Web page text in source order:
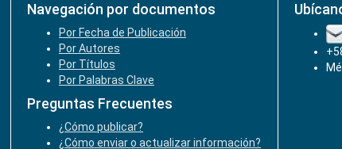
Navegación por documentos
Por Fecha de Publicación
Por Autores
Por Títulos
Por Palabras Clave
Preguntas Frecuentes
¿Cómo publicar?
¿Cómo enviar o actualizar información?